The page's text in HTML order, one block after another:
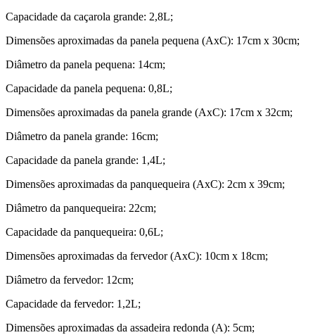
Capacidade da caçarola grande: 2,8L;
Dimensões aproximadas da panela pequena (AxC): 17cm x 30cm;
Diâmetro da panela pequena: 14cm;
Capacidade da panela pequena: 0,8L;
Dimensões aproximadas da panela grande (AxC): 17cm x 32cm;
Diâmetro da panela grande: 16cm;
Capacidade da panela grande: 1,4L;
Dimensões aproximadas da panquequeira (AxC): 2cm x 39cm;
Diâmetro da panquequeira: 22cm;
Capacidade da panquequeira: 0,6L;
Dimensões aproximadas da fervedor (AxC): 10cm x 18cm;
Diâmetro da fervedor: 12cm;
Capacidade da fervedor: 1,2L;
Dimensões aproximadas da assadeira redonda (A): 5cm;